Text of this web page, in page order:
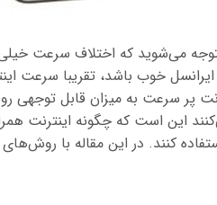
متوجه می‌شوید که اختلاف سرعت
خوب باشد، تقریبا سرعت
پر سرعت به میزان قابل توجهی
این است که چگونه اینترنت
کنند. در این مقاله با